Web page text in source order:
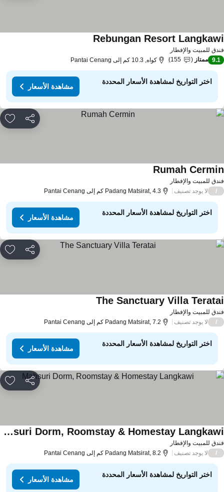
للمبيت والإفطار
Rebungan Resort
9.1 ممتاز 155 كواه, 10.3 كم إلى Pantai Cenang
اختر التواريخ لمشاهدة الأسعار المحددة
مشاهدة الأسعار
مشاركة
للمبيت والإفطار
Rumah
لا يوجد تصنيف Padang Matsirat, 4.3 كم إلى Pantai Cenang
اختر التواريخ لمشاهدة الأسعار المحددة
مشاهدة الأسعار
مشاركة
للمبيت والإفطار
The Sanctuary Villa
لا يوجد تصنيف Padang Matsirat, 7.2 كم إلى Pantai Cenang
اختر التواريخ لمشاهدة الأسعار المحددة
مشاهدة الأسعار
مشاركة
للمبيت والإفطار
Mahsuri Dorm, Roomstay & Homestay Langkawi
لا يوجد تصنيف Padang Matsirat, 8.2 كم إلى Pantai Cenang
اختر التواريخ لمشاهدة الأسعار المحددة
مشاهدة الأسعار